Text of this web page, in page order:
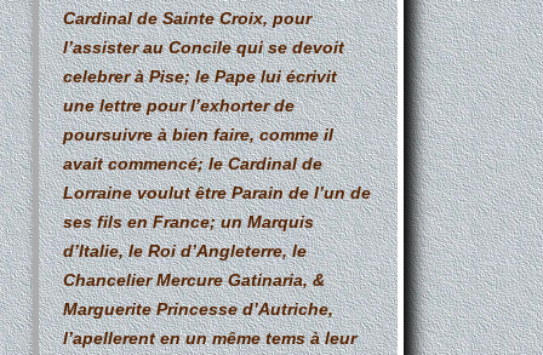
Cardinal de Sainte Croix, pour
l’assister au Concile qui se devoit
celebrer à Pise; le Pape lui écrivit
une lettre pour l’exhorter de
poursuivre à bien faire, comme il
avait commencé; le Cardinal de
Lorraine voulut être Parain de l’un de
ses fils en France; un Marquis
d’Italie, le Roi d’Angleterre, le
Chancelier Mercure Gatinaria, &
Marguerite Princesse d’Autriche,
l’apellerent en un même tems à leur